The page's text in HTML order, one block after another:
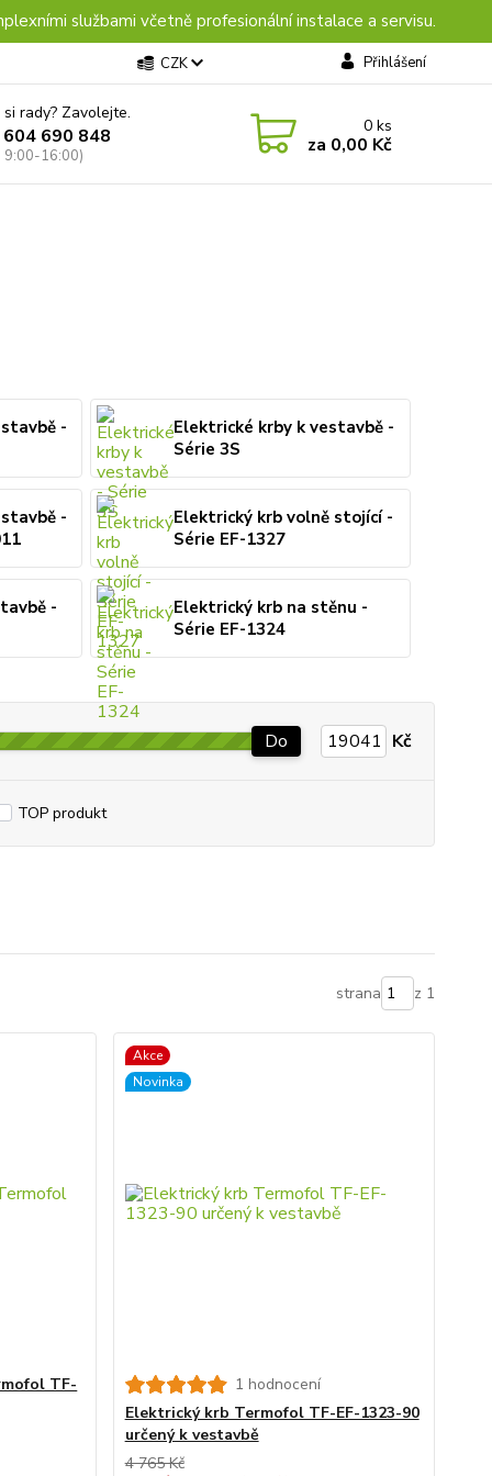
službami včetně profesionální instalace a servisu.
CZK Přihlášení
rady? Zavolejte.
690 848
9:00-16:00)
0ks
za 0,00 Kč
-
Elektrické krby k vestavbě -
Série 3S
-
Elektrický krb volně stojící -
Série EF-1327
-
Elektrický krb na stěnu -
Série EF-1324
Do Kč
TOP produkt
strana z 1
TF-
Akce
Novinka
1 hodnocení
Elektrický krb Termofol TF-EF-1323-90
určený k vestavbě
4 765 Kč